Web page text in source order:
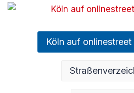
Köln auf onlinestreet